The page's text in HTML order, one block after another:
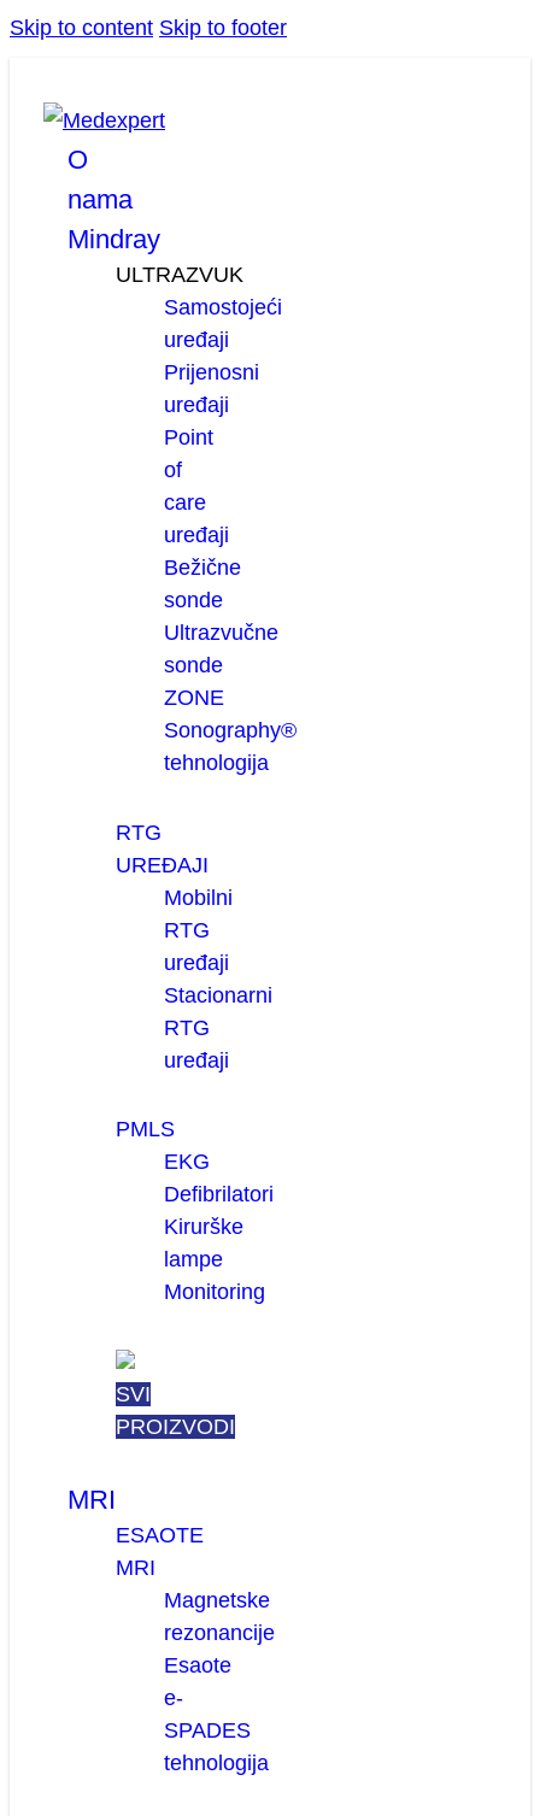
Skip to content Skip to footer
O
nama
Mindray
ULTRAZVUK
Samostojeći
uređaji
Prijenosni
uređaji
Point
of
care
uređaji
Bežične
sonde
Ultrazvučne
sonde
ZONE
Sonography®
tehnologija
RTG
UREĐAJI
Mobilni
RTG
uređaji
Stacionarni
RTG
uređaji
PMLS
EKG
Defibrilatori
Kirurške
lampe
Monitoring
SVI
PROIZVODI
MRI
ESAOTE
MRI
Magnetske
rezonancije
Esaote
e-
SPADES
tehnologija